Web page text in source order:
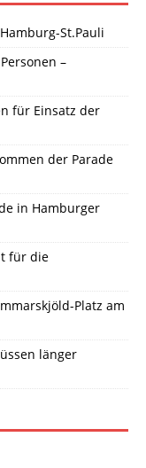
St.Pauli
–
für Einsatz der
der Parade
in Hamburger
für die
Platz am
länger